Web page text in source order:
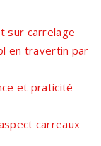
sur carrelage
en travertin par
et praticité
carreaux